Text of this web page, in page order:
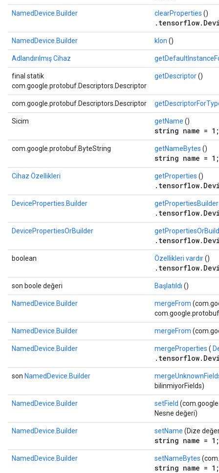
NamedDevice.Builder clearProperties ()
NamedDevice.Builder klon ()
Adlandırılmış Cihaz
final statik
com.google.protobuf.Descriptors.Descriptor
getDescriptor()
com.google.protobuf.Descriptors.Descriptor
Sicim getName ()
string name = 1;
com.google.protobuf.ByteString getNameBytes ()
string name = 1;
Cihaz Özellikleri getProperties ()
DeviceProperties.Builder getPropertiesBuilder
DevicePropertiesOrBuilder
boolean Özellikleri vardır()
son boole değeri Başlatıldı ()
NamedDevice.Builder mergeFrom
NamedDevice.Builder mergeFrom
NamedDevice.Builder mergeProperties (
son NamedDevice.Builder
bilinmiyorFields)
NamedDevice.Builder setField
Nesne değeri)
NamedDevice.Builder setName (Dize
string name = 1;
NamedDevice.Builder setNameBytes
string name = 1;